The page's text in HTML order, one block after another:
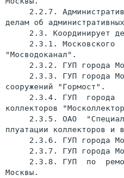
2.2.7.
делам об
2.3. Координирует
2.3.1. Московского
"Мосводоканал".
2.3.2. ГУП города
2.3.3. ГУП города
сооружений "Гормост".
2.3.4. ГУП  города
коллекторов
2.3.5. ОАО
плуатации коллекторов и
2.3.6. ГУП города
2.3.7. ГУП города
2.3.8. ГУП  по
Москвы.